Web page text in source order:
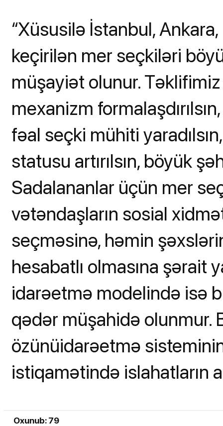
“Xüsusilə İstanbul,
keçirilən mer seçkiləri
müşayiət olunur.
mexanizm
fəal seçki mühiti
statusu artırılsın, böyük
Sadalananlar üçün mer
vətəndaşların sosial
seçməsinə, həmin
hesabatlı olmasına şərait
idarəetmə modelində isə
qədər müşahidə olunmur.
özünüidarəetmə
istiqamətində islahatların
Oxunub: 79